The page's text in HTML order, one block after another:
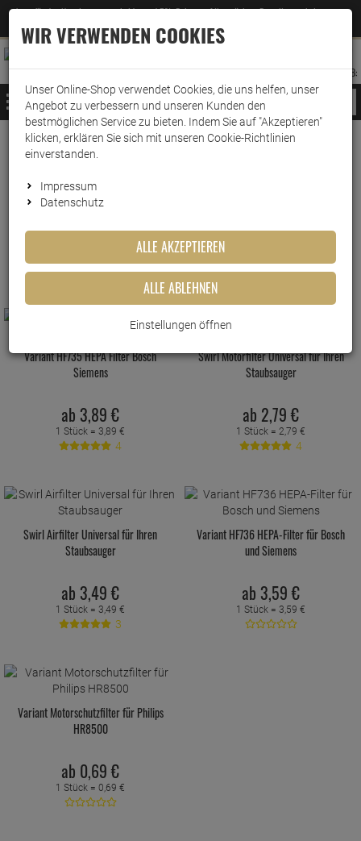
Jetzt für den Newsletter entscheiden und 5% Rabatt auf Ihre nächste Bestellung erhalten
–Zum Newsletter
ANMELDEN
AUFKLAPPEN
MERKZETTEL
WARENKORB:
MENÜ
www.wark24.de Küche & Haushalt Staubsaugerzubehör
Staubsaugerfilter
Variant HF735 HEPA Filter Bosch
Siemens
ab 3,89 €
1 Stück = 3,89 €
4
Swirl Motorfilter Universal für Ihren
Staubsauger
ab 2,79 €
1 Stück = 2,79 €
4
Swirl Airfilter Universal für Ihren
Staubsauger
ab 3,49 €
1 Stück = 3,49 €
3
Variant HF736 HEPA-Filter für Bosch
und Siemens
ab 3,59 €
1 Stück = 3,59 €
Variant Motorschutzfilter für Philips
HR8500
ab 0,69 €
1 Stück = 0,69 €
WIR VERWENDEN COOKIES
Unser Online-Shop verwendet Cookies, die uns helfen, unser
Angebot zu verbessern und unseren Kunden den
bestmöglichen Service zu bieten. Indem Sie auf "Akzeptieren"
klicken, erklären Sie sich mit unseren Cookie-Richtlinien
einverstanden.
Impressum
Datenschutz
ALLE AKZEPTIEREN
ALLE ABLEHNEN
Einstellungen öffnen